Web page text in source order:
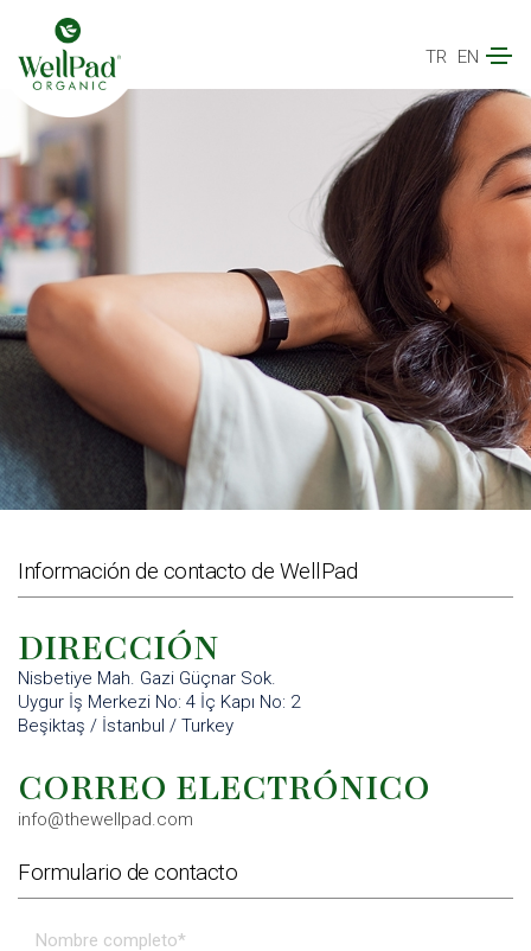
TR EN
Información de contacto de WellPad
DIRECCIÓN
Nisbetiye Mah. Gazi Güçnar Sok.
Uygur İş Merkezi No: 4 İç Kapı No: 2
Beşiktaş / İstanbul / Turkey
CORREO ELECTRÓNICO
info@thewellpad.com
Formulario de contacto